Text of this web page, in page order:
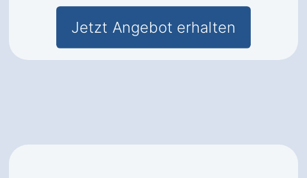
Jetzt Angebot erhalten